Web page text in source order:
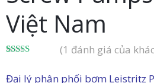
Việt Nam
đánh giá
(1 đánh giá của
Đại lý phân phối bơm Leistritz